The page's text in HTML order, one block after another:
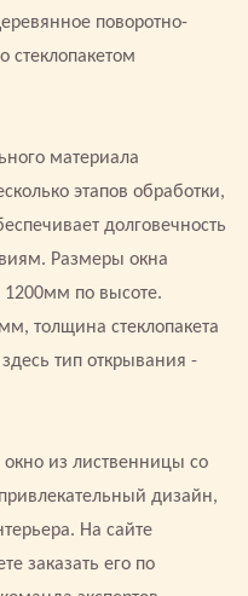
поворотно-
стеклопакетом
материала
этапов обработки,
долговечность
Размеры окна
по высоте.
толщина стеклопакета
тип открывания -
из лиственницы со
дизайн,
На сайте
заказать его по